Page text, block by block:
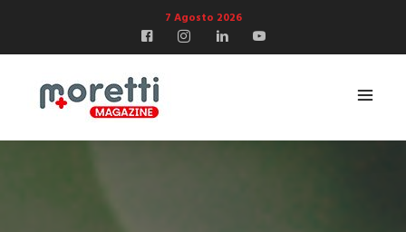
7 Agosto 2026